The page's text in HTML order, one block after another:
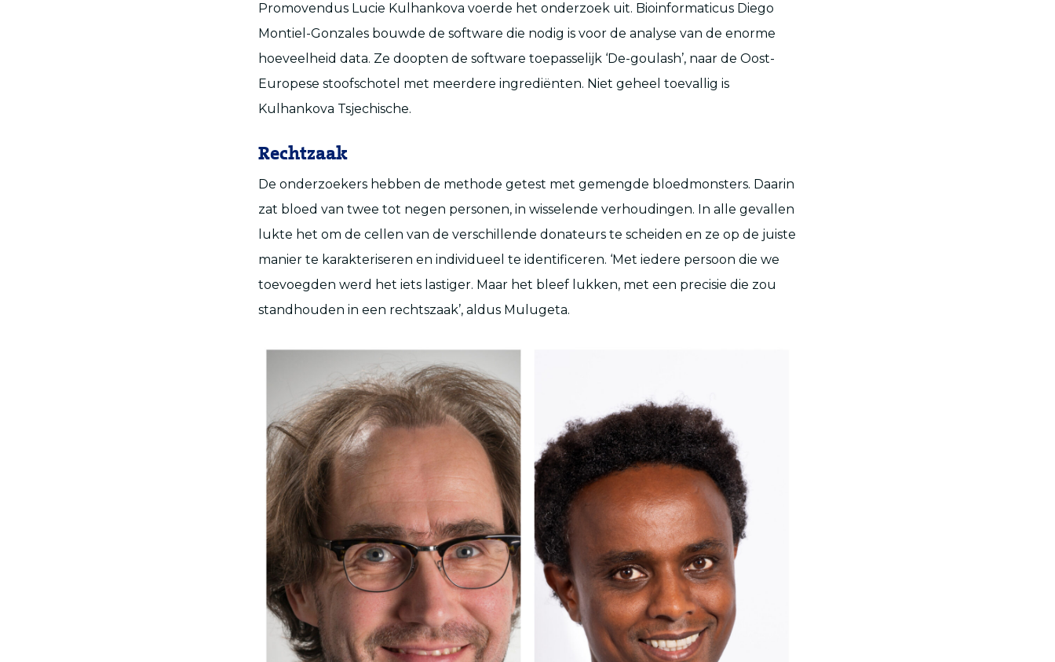
Promovendus Lucie Kulhankova voerde het onderzoek uit. Bioinformaticus Diego
Montiel-Gonzales bouwde de software die nodig is voor de analyse van de enorme
hoeveelheid data. Ze doopten de software toepasselijk ‘De-goulash’, naar de Oost-
Europese stoofschotel met meerdere ingrediënten. Niet geheel toevallig is
Kulhankova Tsjechische.
Rechtzaak
De onderzoekers hebben de methode getest met gemengde bloedmonsters. Daarin
zat bloed van twee tot negen personen, in wisselende verhoudingen. In alle gevallen
lukte het om de cellen van de verschillende donateurs te scheiden en ze op de juiste
manier te karakteriseren en individueel te identificeren. ‘Met iedere persoon die we
toevoegden werd het iets lastiger. Maar het bleef lukken, met een precisie die zou
standhouden in een rechtszaak’, aldus Mulugeta.